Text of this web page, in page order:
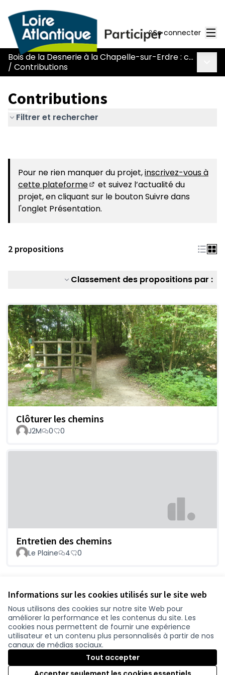
Informations sur les cookies utilisés sur le site web
Nous utilisons des cookies sur notre site Web pour
améliorer la performance et les contenus du site. Les
cookies nous permettent de fournir une expérience
utilisateur et un contenu plus personnalisés à partir de nos
canaux de médias sociaux.
Tout accepter
Se connecter
Bois de la Desnerie à la Chapelle-sur-Erdre : comment concilier ouverture au public et préservation ?
/ Contributions
Contributions
Filtrer et rechercher
Pour ne rien manquer du projet,inscrivez-vous à
cette plateforme
(Nouvelle fenêtre)
et suivez l’actualité du
projet, en cliquant sur le bouton Suivre dans
l'onglet Présentation.
2 propositions
Classement des propositions par :
Clôturer les chemins
J2M 0 0
Entretien des chemins
Le Plaine 4 0
Conditions d'utilisation
Paramètres des cookies
participer.loire-atlantique.fr sur Facebook
(Nouvelle fenêtre)
participer.loire-atlantique.fr sur Instagram
(Nouvelle fenêtre)
participer.loire-atlantique.fr sur YouTube
(Nouvelle fenêtre)